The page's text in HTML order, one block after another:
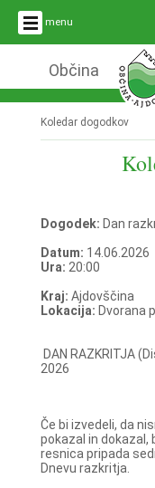
menu
Občina
Koledar dogodkov
Dogodek: Dan
Datum: 14.06.2026
Ura: 20:00
Kraj: Ajdovščina
Lokacija: Dvorana
DAN RAZKRITJA
2026
Če bi izvedeli, da
pokazal in dokazal,
resnica pripada
Dnevu razkritja.